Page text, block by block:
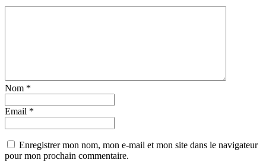
Nom *
Email *
Enregistrer mon nom, mon e-mail et mon site dans le navigateur
pour mon prochain commentaire.